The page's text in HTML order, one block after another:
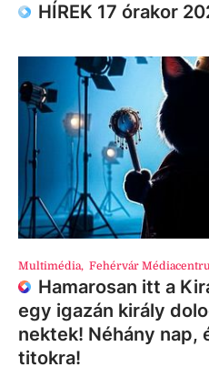
HÍREK 17 órakor
Multimédia, Fehérvár
Hamarosan itt a
egy igazán király
nektek! Néhány nap,
titokra!